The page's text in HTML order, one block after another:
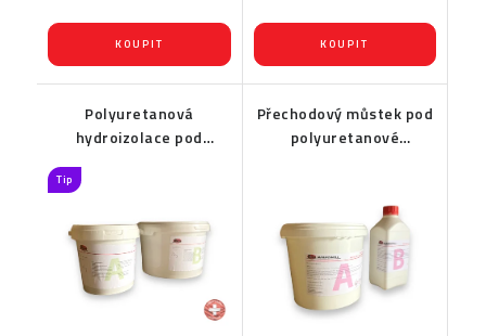
Polyuretanová
hydroizolace pod
marmolit Water Izol
Tip
Přechodový můstek pod
polyuretanové